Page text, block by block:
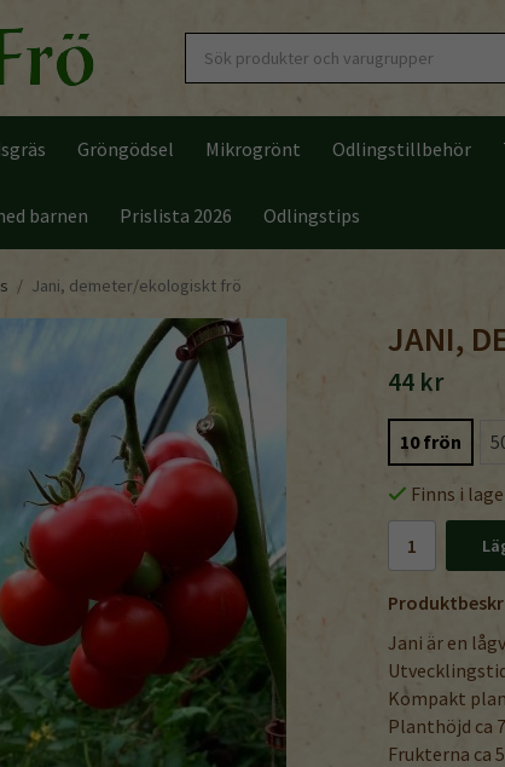
Gröngödsel Mikrogrönt Odlingstillbehör
barnen Prislista 2026 Odlingstips
/ Jani, demeter/ekologiskt frö
JANI,
44 kr
10 frön
Finns i
Jani är en
Kompakt
Planthöjd ca
Frukterna ca